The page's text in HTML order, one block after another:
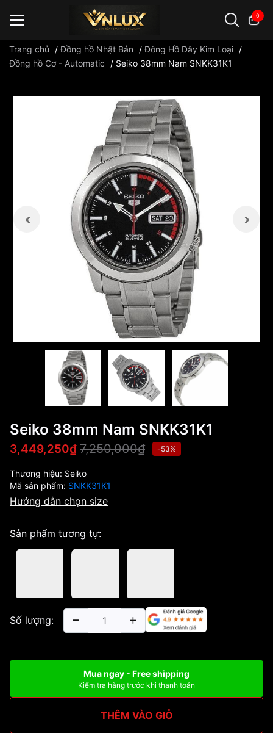
0
Trang chủ /Đồng hồ Nhật Bản /Đông Hồ Dây Kim Loại /
Đồng hồ Cơ - Automatic
/ Seiko 38mm Nam SNKK31K1
Seiko 38mm Nam SNKK31K1
3,449,250₫ 7,250,000₫ -53%
Thương hiệu: Seiko
Mã sản phẩm: SNKK31K1
Hướng dẫn chọn size
Sản phẩm tương tự:
Số lượng:
Mua ngay - Free shipping
Kiểm tra hàng trước khi thanh toán
THÊM VÀO GIỎ